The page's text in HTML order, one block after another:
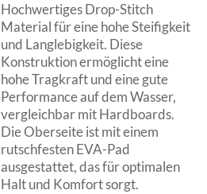
Hochwertiges Drop-Stitch
Material für eine hohe Steifigkeit
und Langlebigkeit. Diese
Konstruktion ermöglicht eine
hohe Tragkraft und eine gute
Performance auf dem Wasser,
vergleichbar mit Hardboards.
Die Oberseite ist mit einem
rutschfesten EVA-Pad
ausgestattet, das für optimalen
Halt und Komfort sorgt.